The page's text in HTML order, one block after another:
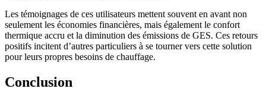
Les témoignages de ces utilisateurs mettent souvent en avant non
seulement les économies financières, mais également le confort
thermique accru et la diminution des émissions de GES. Ces retours
positifs incitent d’autres particuliers à se tourner vers cette solution
pour leurs propres besoins de chauffage.
Conclusion